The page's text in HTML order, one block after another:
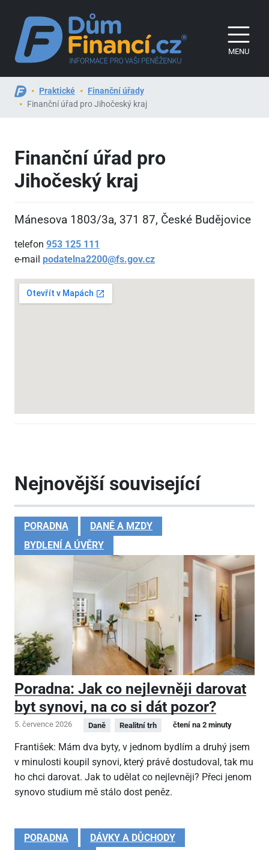
MENU
Praktické
Finanční úřady
Finanční úřad pro Jihočeský kraj
Finanční úřad pro
Jihočeský kraj
Mánesova 1803/3a, 371 87, České Budějovice
telefon 953 125 111
e-mail podatelna2200@fs.gov.cz
Nejnovější související
PORADNA
DANĚ A MZDY
BYDLENÍ A ÚVĚRY
Poradna: Jak co nejlevněji darovat
byt synovi, na co si dát pozor?
5. července 2026 Daně Realitní trh čtení na 2 minuty
František: Mám dva byty, v jednom bydlím a druhý jsem
v minulosti koupil synovi, který právě dostudoval, tak mu
ho chci darovat. Jak to udělat co nejlevněji? Přeci jenom
synovo studium mě stálo dost peněz.
PORADNA
DÁVKY A DŮCHODY